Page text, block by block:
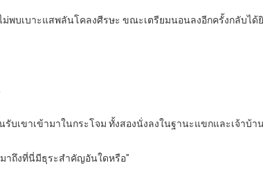
พบเบาะแสพลันโคลงศีรษะ ขณะเตรียมนอนลงอีกครั้งกลับได้ยิ
บเขาเข้ามาในกระโจม ทั้งสองนั่งลงในฐานะแขกและเจ้าบ้า
ถึงที่นี่มีธุระสำคัญอันใดหรือ”